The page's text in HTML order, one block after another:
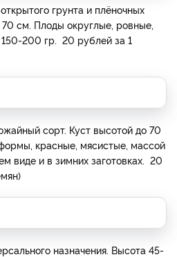
грунта и плёночных
см. Плоды округлые, ровные,
200 гр. 20 рублей за 1
сорт. Куст высотой до 70
красные, мясистые, массой
виде и в зимних заготовках. 20
назначения. Высота 45-